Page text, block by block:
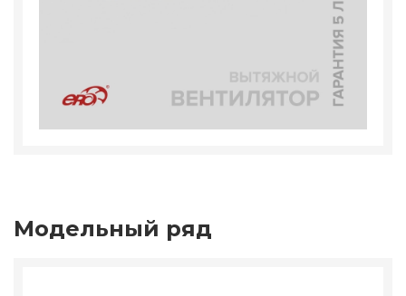
Модельный ряд